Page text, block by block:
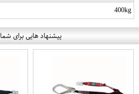
400kg
پیشنهاد هایی برای شما